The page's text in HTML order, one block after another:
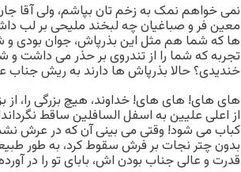
نمى خواهم نمک به زخم تان بپاشم، ولى آقا
معین فر و صباغیان چه لبخند ملیحى بر لب
ها که شما هم مثل این بذرپاش، جوان بودى و
تجربه که شما را از تندروى بر حذر مى
خندیدى؟ حالا بذرپاش ها دارند به ریش جناب
هاى هاى! هاى هاى! خداوند، هیچ بزرگى را،
از اعلى علیین به اسفل السافلین ساقط
کباب مى شود! وقتى مى بینى آن که در عرش
بدون چتر نجات بر فرش سقوط کرد، به طور
قدرت و عالى جناب بودن اش، باباى تو را در